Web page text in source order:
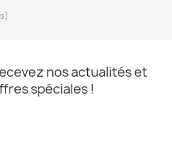
nos actualités et
spéciales !